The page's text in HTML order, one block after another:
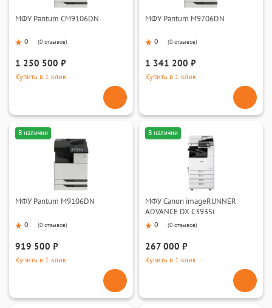
МФУ Pantum CM9106DN
0 (0 отзывов)
1 250 500 ₽
Купить в 1 клик
МФУ Pantum M9706DN
0 (0 отзывов)
1 341 200 ₽
Купить в 1 клик
В наличии
МФУ Pantum M9106DN
0 (0 отзывов)
919 500 ₽
Купить в 1 клик
В наличии
МФУ Canon imageRUNNER
ADVANCE DX C3935i
0 (0 отзывов)
267 000 ₽
Купить в 1 клик